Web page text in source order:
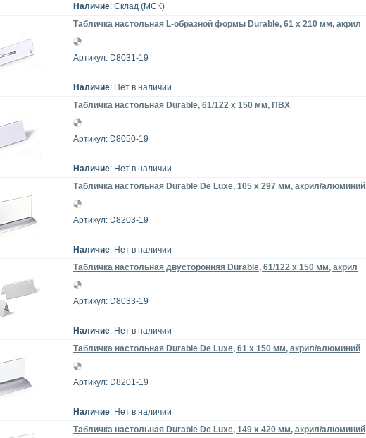
Наличие: Склад (МСК)
Табличка настольная L-образной формы Durable, 61 x 210 мм, акрил
Артикул: D8031-19
Наличие: Нет в наличии
Табличка настольная Durable, 61/122 x 150 мм, ПВХ
Артикул: D8050-19
Наличие: Нет в наличии
Табличка настольная Durable De Luxe, 105 х 297 мм, акрил/алюминий
Артикул: D8203-19
Наличие: Нет в наличии
Табличка настольная двусторонняя Durable, 61/122 x 150 мм, акрил
Артикул: D8033-19
Наличие: Нет в наличии
Табличка настольная Durable De Luxe, 61 х 150 мм, акрил/алюминий
Артикул: D8201-19
Наличие: Нет в наличии
Табличка настольная Durable De Luxe, 149 х 420 мм, акрил/алюминий